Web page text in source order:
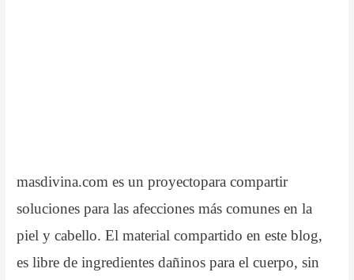
masdivina.com es un proyectopara compartir
soluciones para las afecciones más comunes en la
piel y cabello. El material compartido en este blog,
es libre de ingredientes dañinos para el cuerpo, sin